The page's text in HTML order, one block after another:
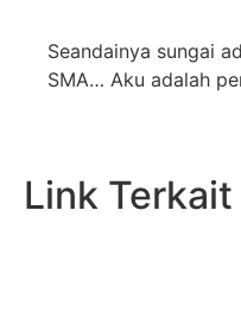
Seandainya sungai
SMA… Aku adalah
Link Terkait